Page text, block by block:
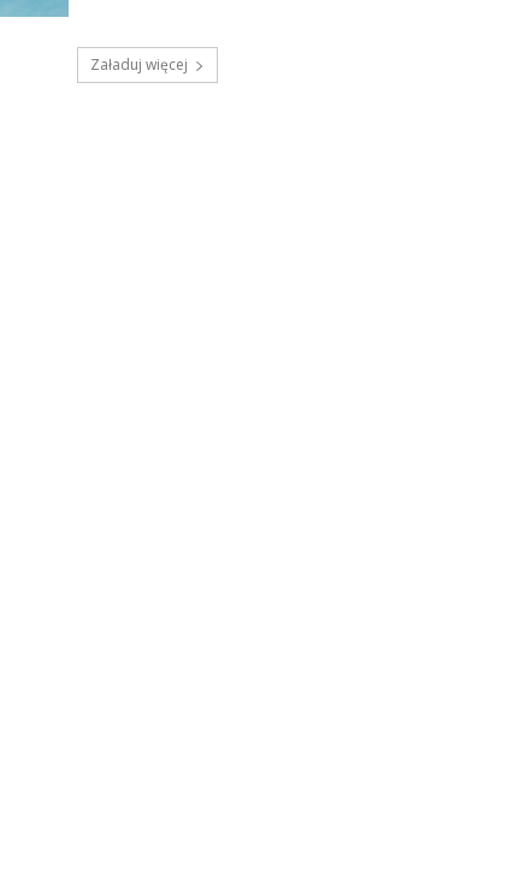
Załaduj więcej